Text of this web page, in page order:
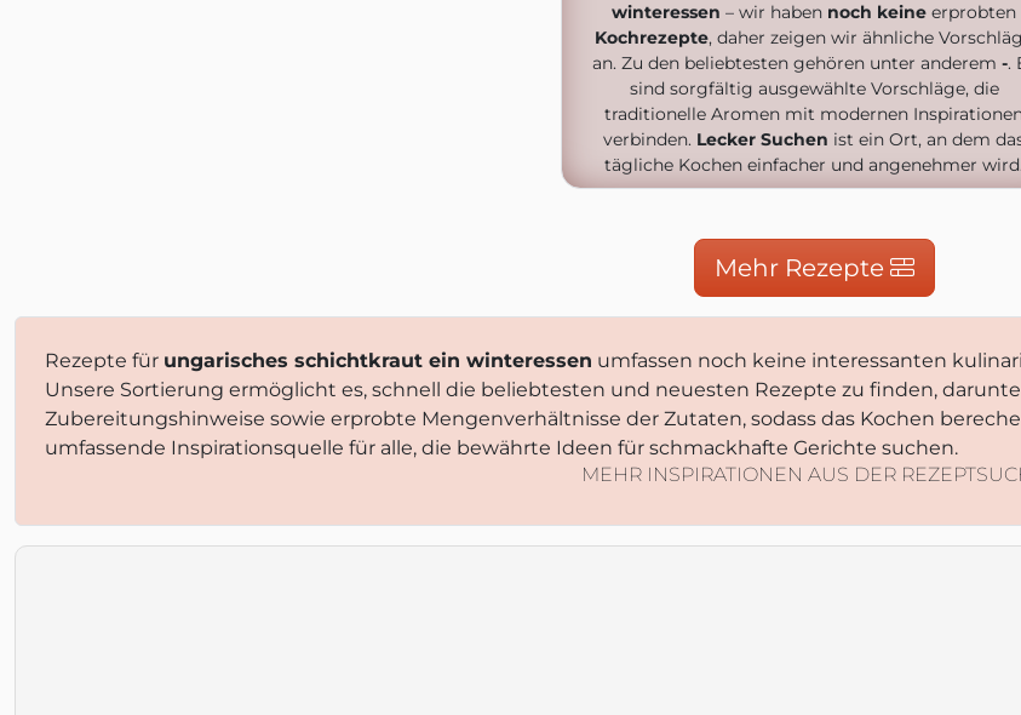
winteressen – wir haben noch keine erprobten
Kochrezepte, daher zeigen wir ähnliche
an. Zu den beliebtesten gehören unter anderem -.
sind sorgfältig ausgewählte Vorschläge, die
traditionelle Aromen mit modernen
verbinden. Lecker Suchen ist ein Ort, an dem
tägliche Kochen einfacher und angenehmer
Mehr Rezepte
Rezepte für ungarisches schichtkraut ein winteressen umfassen noch keine interessanten
Unsere Sortierung ermöglicht es, schnell die beliebtesten und neuesten Rezepte zu finden,
Zubereitungshinweise sowie erprobte Mengenverhältnisse der Zutaten, sodass das Kochen
umfassende Inspirationsquelle für alle, die bewährte Ideen für schmackhafte Gerichte suchen.
MEHR INSPIRATIONEN AUS DER